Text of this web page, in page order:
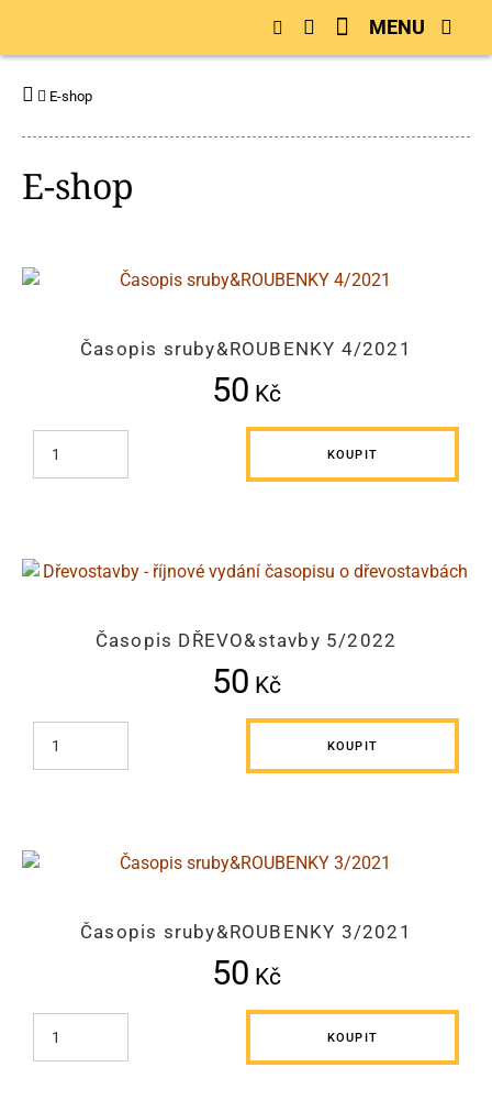
E-shop
E-shop
Časopis sruby&ROUBENKY 4/2021
50 Kč
KOUPIT
Časopis DŘEVO&stavby 5/2022
50 Kč
KOUPIT
Časopis sruby&ROUBENKY 3/2021
50 Kč
KOUPIT
MENU